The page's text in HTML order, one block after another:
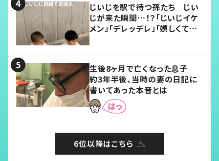
じいじを駅で待つ孫たち じい
じが来た瞬間…！？「じいじイケ
メン」「デレッデレ」「嬉しくて可
生後8ヶ月で亡くなった息子
約3年半後、当時の妻の日記に
書いてあった本音とは
6位以降はこちら